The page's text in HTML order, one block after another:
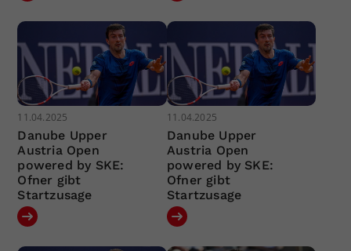
11.04.2025
Danube Upper
Austria Open
powered by SKE:
Ofner gibt
Startzusage
11.04.2025
Danube Upper
Austria Open
powered by SKE:
Ofner gibt
Startzusage